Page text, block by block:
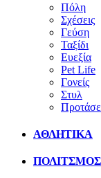
Πόλη
Σχέσεις
Γεύση
Ταξίδι
Ευεξία
Pet Life
Γονείς
Στυλ
ΑΘΛΗΤΙΚΑ
ΠΟΛΙΤΣΜΟΣ